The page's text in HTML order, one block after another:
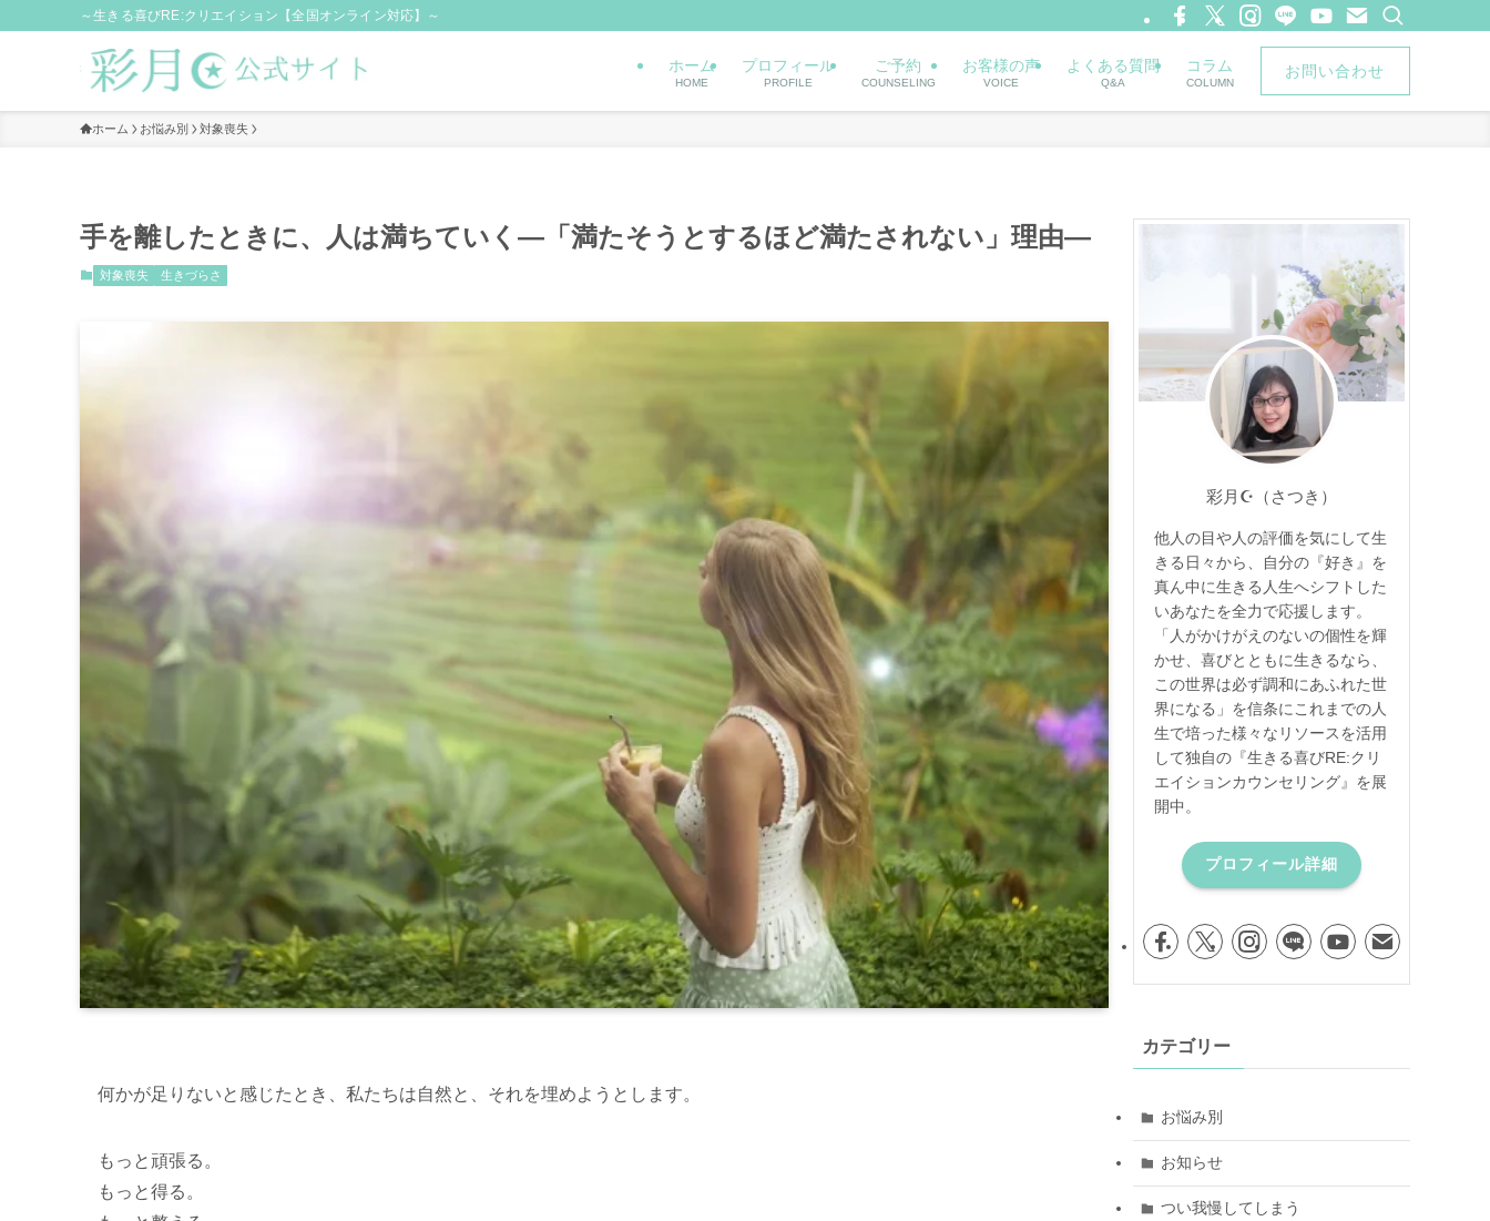
～生きる喜びRE:クリエイション【全国オンライン対応】～
ホーム
HOME
プロフィール
PROFILE
ご予約
COUNSELING
お客様の声
VOICE
よくある質問
Q&A
コラム
COLUMN
お問い合わせ
ホーム お悩み別 対象喪失
手を離したときに、人は満ちていく―「満たそうとするほど満たされない」理由―
対象喪失 生きづらさ
何かが足りないと感じたとき、私たちは自然と、それを埋めようとします。
もっと頑張る。
もっと得る。
彩月☪︎（さつき）
他人の目や人の評価を気にして生
きる日々から、自分の『好き』を
真ん中に生きる人生へシフトした
いあなたを全力で応援します。
「人がかけがえのないの個性を輝
かせ、喜びとともに生きるなら、
この世界は必ず調和にあふれた世
界になる」を信条にこれまでの人
生で培った様々なリソースを活用
して独自の『生きる喜びRE:クリ
エイションカウンセリング』を展
開中。
プロフィール詳細
カテゴリー
お悩み別
お知らせ
つい我慢してしまう